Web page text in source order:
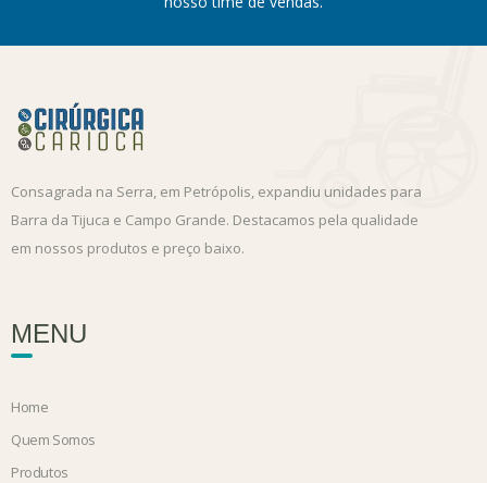
Consagrada na Serra, em Petrópolis, expandiu unidades para
Barra da Tijuca e Campo Grande. Destacamos pela qualidade
em nossos produtos e preço baixo.
MENU
Home
Quem Somos
Produtos